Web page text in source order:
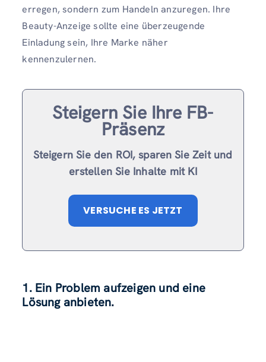
erregen, sondern zum Handeln anzuregen. Ihre
Beauty-Anzeige sollte eine überzeugende
Einladung sein, Ihre Marke näher
kennenzulernen.
Steigern Sie Ihre FB-
Präsenz
Steigern Sie den ROI, sparen Sie Zeit und
erstellen Sie Inhalte mit KI
VERSUCHE ES JETZT
1. Ein Problem aufzeigen und eine
Lösung anbieten.